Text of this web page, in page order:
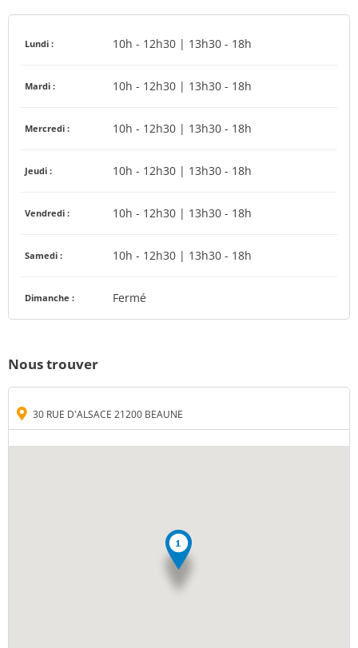
Lundi : 10h - 12h30 | 13h30 - 18h
Mardi : 10h - 12h30 | 13h30 - 18h
Mercredi : 10h - 12h30 | 13h30 - 18h
Jeudi : 10h - 12h30 | 13h30 - 18h
Vendredi : 10h - 12h30 | 13h30 - 18h
Samedi : 10h - 12h30 | 13h30 - 18h
Dimanche : Fermé
Nous trouver
30 RUE D'ALSACE 21200 BEAUNE